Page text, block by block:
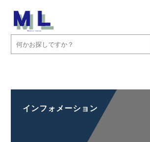
インフォメーション